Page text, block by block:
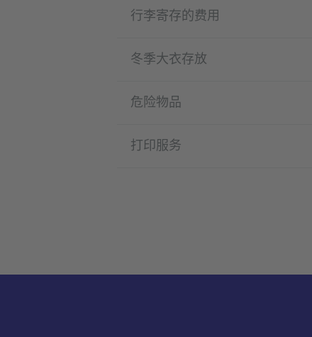
行李寄存的费用
冬季大衣存放
危险物品
打印服务